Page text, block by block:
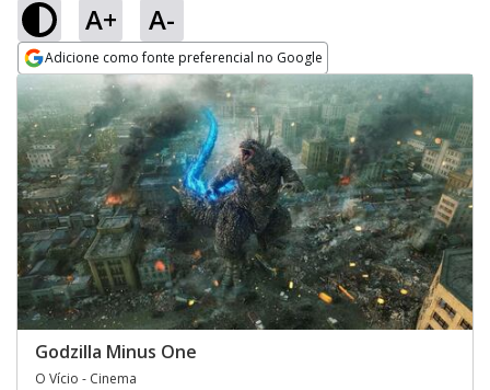
A+ A-
Adicione como fonte preferencial no Google
Opens in new window
Godzilla Minus One
O Vício - Cinema